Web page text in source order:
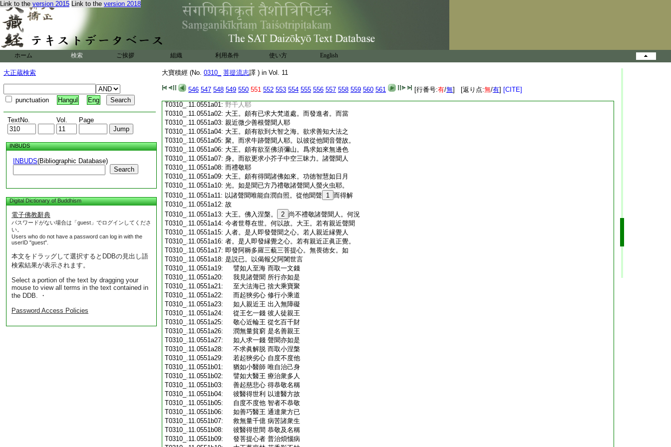
Link to the version 2015 Link to the version 2018
ホーム 検索 ご挨拶 組織 利用条件 使い方 English
大正蔵検索
punctuation Hangul Eng
TextNo. Vol. Page
INBUDS
INBUDS(Bibliographic Database)
Search
Digital Dictionary of Buddhism
電子佛教辭典
パスワードがない場合は「guest」でログインしてくださ
い。
Users who do not have a password can log in with the
userID "guest".
本文をドラッグして選択するとDDBの見出し語
検索結果が表示されます。
Select a portion of the text by dragging your
mouse to view all terms in the text contained in
the DDB. ・
Password Access Policies
大寶積經 (No. 0310_ 菩提流志譯 ) in Vol. 11
546 547 548 549 550 551 552 553 554 555 556 557 558 559 560 561 [行番号:有/無] [返り点:無/有] [CITE]
T0310_.11.0550c19:時。爲起迎不。王言不也。復言大王。頗見頗
T0310_.11.0550c20: 聞帝釋天王。迎餘天不。大梵天王。有曾禮
T0310_.11.0550c21:敬餘天衆不。王言不也。復言大王。頗見頗
T0310_.11.0550c22:
聞。大海之神禮敬江河池等神不。王言不也。
復言大王頗見頗聞。須彌山王。禮敬諸餘
小山王不。王言不也。復言大王。頗見頗聞。
T0310_.11.0550c25:日月光神。有曾禮敬螢火虫不。王言不也。女
T0310_.11.0550c26:言大王。如是菩薩。發心趣向阿耨多羅三藐
T0310_.11.0550c27:三菩提。轉輪聖王。以大慈悲初發心已。云
T0310_.11.0550c28: 何禮敬離大慈悲小乘聲聞。大王。頗 12 見已
T0310_.11.0551a01: 野干人耶
T0310_.11.0551a02: 大王。頗有已求大梵道處。而發進者。而當
T0310_.11.0551a03: 親近微少善根聲聞人耶
T0310_.11.0551a04: 大王。頗有欲到大智之海。欲求善知大法之
T0310_.11.0551a05: 聚。而求牛跡聲聞人耶。以彼從他聞音聲故。
T0310_.11.0551a06: 大王。頗有欲至佛須彌山。爲求如來無邊色
T0310_.11.0551a07: 身。而欲更求小芥子中空三昧力。諸聲聞人
T0310_.11.0551a08: 而禮敬耶
T0310_.11.0551a09: 大王。頗有得聞諸佛如來。功徳智慧如日月
T0310_.11.0551a10: 光。如是聞已方乃禮敬諸聲聞人螢火虫耶。
T0310_.11.0551a11: 以諸聲聞唯能自潤自照。從他聞聲 1 而得解
T0310_.11.0551a12: 故
T0310_.11.0551a13: 大王。佛入涅槃。 2 尚不禮敬諸聲聞人。何況
T0310_.11.0551a14: 今者世尊在世。何以故。大王。若有親近聲聞
T0310_.11.0551a15: 人者。是人即發聲聞之心。若人親近縁覺人
T0310_.11.0551a16: 者。是人即發縁覺之心。若有親近正眞正覺。
T0310_.11.0551a17: 即發阿耨多羅三藐三菩提心。無畏徳女。如
T0310_.11.0551a18: 是説已。以偈報父阿闍世言
T0310_.11.0551a19:
譬如人至海 而取一文錢
T0310_.11.0551a20:
我見諸聲聞 所行亦如是
T0310_.11.0551a21:
至大法海已 捨大乘寶聚
T0310_.11.0551a22:
而起狹劣心 修行小乘道
T0310_.11.0551a23:
如人親近王 出入無障礙
T0310_.11.0551a24:
從王乞一錢 彼人徒親王
T0310_.11.0551a25:
敬心近輪王 從乞百千財
T0310_.11.0551a26:
潤無量貧窮 是名善親王
T0310_.11.0551a27:
如人求一錢 聲聞亦如是
T0310_.11.0551a28:
不求眞解脱 而取小涅槃
T0310_.11.0551a29:
若起狹劣心 自度不度他
T0310_.11.0551b01:
猶如小醫師 唯自治己身
T0310_.11.0551b02:
譬如大醫王 療治衆多人
T0310_.11.0551b03:
善起慈悲心 得恭敬名稱
T0310_.11.0551b04:
彼醫得世利 以達醫方故
T0310_.11.0551b05:
自度不度他 智者不恭敬
T0310_.11.0551b06:
如善巧醫王 通達衆方已
T0310_.11.0551b07:
救無量千億 病苦諸衆生
T0310_.11.0551b08:
彼醫得世間 恭敬及名稱
T0310_.11.0551b09:
發菩提心者 普治煩惱病